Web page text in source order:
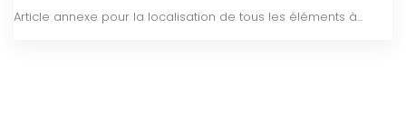
Article annexe pour la localisation de tous les éléments à...